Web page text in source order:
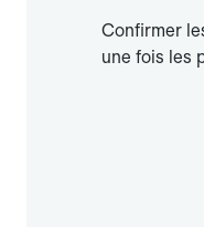
Confirmer
une fois les